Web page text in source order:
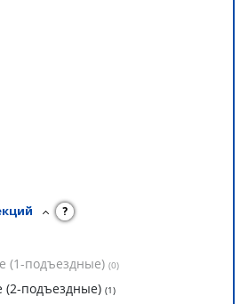
?
(1-подъездные) (0)
(2-подъездные) (1)